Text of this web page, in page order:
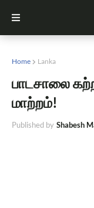
Home Lanka
பாடசாலை
மாற்றம்!
Published by Shabesh